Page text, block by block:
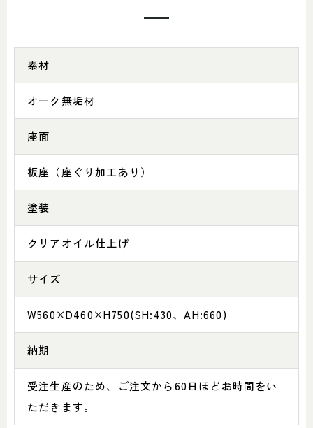
素材
オーク無垢材
座面
板座（座ぐり加工あり）
塗装
クリアオイル仕上げ
サイズ
W560×D460×H750(SH:430、AH:660)
納期
受注生産のため、ご注文から60日ほどお時間をい
ただきます。